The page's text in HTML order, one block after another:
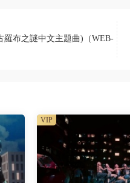
布之謎中文主題曲)（WEB-
VIP